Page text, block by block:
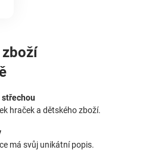
zboží
střechou
hraček a dětského zboží.
má svůj unikátní popis.